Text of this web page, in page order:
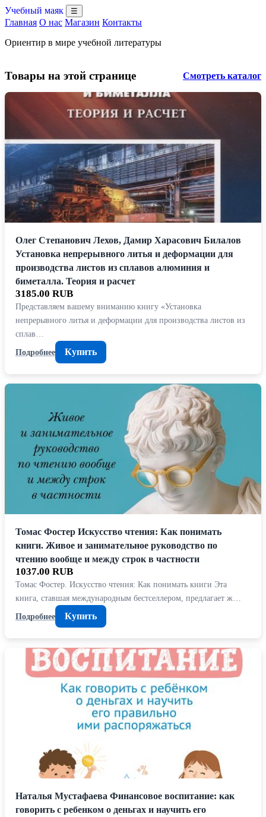
Учебный маяк ☰
Главная О нас Магазин Контакты
Ориентир в мире учебной литературы
Товары на этой странице Смотреть каталог
Олег Степанович Лехов, Дамир Харасович Билалов
Установка непрерывного литья и деформации для
производства листов из сплавов алюминия и
биметалла. Теория и расчет
3185.00 RUB
Представляем вашему вниманию книгу «Установка
непрерывного литья и деформации для производства листов из
сплав…
Подробнее
Купить
Томас Фостер Искусство чтения: Как понимать
книги. Живое и занимательное руководство по
чтению вообще и между строк в частности
1037.00 RUB
Томас Фостер. Искусство чтения: Как понимать книги Эта
книга, ставшая международным бестселлером, предлагает ж…
Подробнее
Купить
Наталья Мустафаева Финансовое воспитание: как
говорить с ребенком о деньгах и научить его